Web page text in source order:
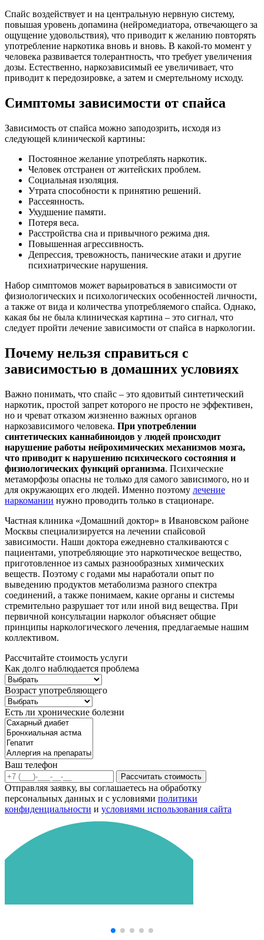
Спайс воздействует и на центральную нервную систему,
повышая уровень допамина (нейромедиатора, отвечающего за
ощущение удовольствия), что приводит к желанию повторять
употребление наркотика вновь и вновь. В какой-то момент у
человека развивается толерантность, что требует увеличения
дозы. Естественно, наркозависимый ее увеличивает, что
приводит к передозировке, а затем и смертельному исходу.
Симптомы зависимости от спайса
Зависимость от спайса можно заподозрить, исходя из
следующей клинической картины:
Постоянное желание употреблять наркотик.
Человек отстранен от житейских проблем.
Социальная изоляция.
Утрата способности к принятию решений.
Рассеянность.
Ухудшение памяти.
Потеря веса.
Расстройства сна и привычного режима дня.
Повышенная агрессивность.
Депрессия, тревожность, панические атаки и другие
психиатрические нарушения.
Набор симптомов может варьироваться в зависимости от
физиологических и психологических особенностей личности,
а также от вида и количества употребляемого спайса. Однако,
какая бы не была клиническая картина – это сигнал, что
следует пройти лечение зависимости от спайса в наркологии.
Почему нельзя справиться с
зависимостью в домашних условиях
Важно понимать, что спайс – это ядовитый синтетический
наркотик, простой запрет которого не просто не эффективен,
но и чреват отказом жизненно важных органов
наркозависимого человека. При употреблении
синтетических каннабиноидов у людей происходит
нарушение работы нейрохимических механизмов мозга,
что приводит к нарушению психического состояния и
физиологических функций организма. Психические
метаморфозы опасны не только для самого зависимого, но и
для окружающих его людей. Именно поэтому лечение
наркомании нужно проводить только в стационаре.
Частная клиника «Домашний доктор» в Ивановском районе
Москвы специализируется на лечении спайсовой
зависимости. Наши доктора ежедневно сталкиваются с
пациентами, употребляющие это наркотическое вещество,
приготовленное из самых разнообразных химических
веществ. Поэтому с годами мы наработали опыт по
выведению продуктов метаболизма разного спектра
соединений, а также понимаем, какие органы и системы
стремительно разрушает тот или иной вид вещества. При
первичной консультации нарколог объясняет общие
принципы наркологического лечения, предлагаемые нашим
коллективом.
Рассчитайте стоимость услуги
Как долго наблюдается проблема
Возраст употребляющего
Есть ли хронические болезни
Ваш телефон
Рассчитать стоимость
Отправляя заявку, вы соглашаетесь на обработку
персональных данных и с условиями политики
конфиденциальности и условиями использования сайта